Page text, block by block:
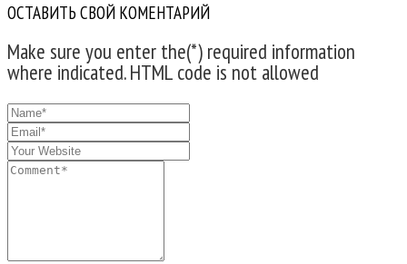
ОСТАВИТЬ СВОЙ КОМЕНТАРИЙ
Make sure you enter the(*) required information
where indicated. HTML code is not allowed